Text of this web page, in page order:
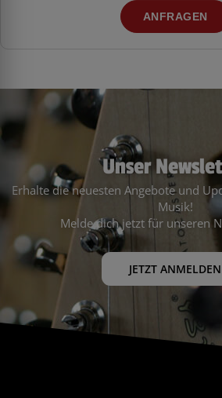
ANFRAGEN
Unser
Erhalte die neuesten Angebote und
Musik!
Melde dich jetzt für unseren
JETZT ANMELDEN